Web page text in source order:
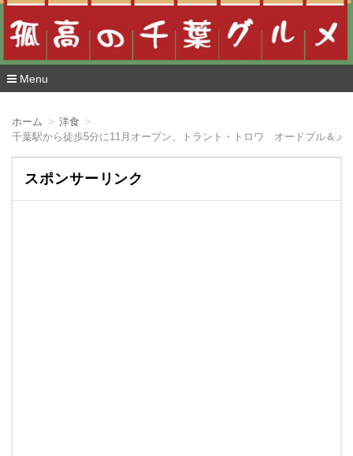
Menu
ホーム
洋食
千葉駅から徒歩5分に11月オープン、トラント・トロワ オードブル＆メ
スポンサーリンク